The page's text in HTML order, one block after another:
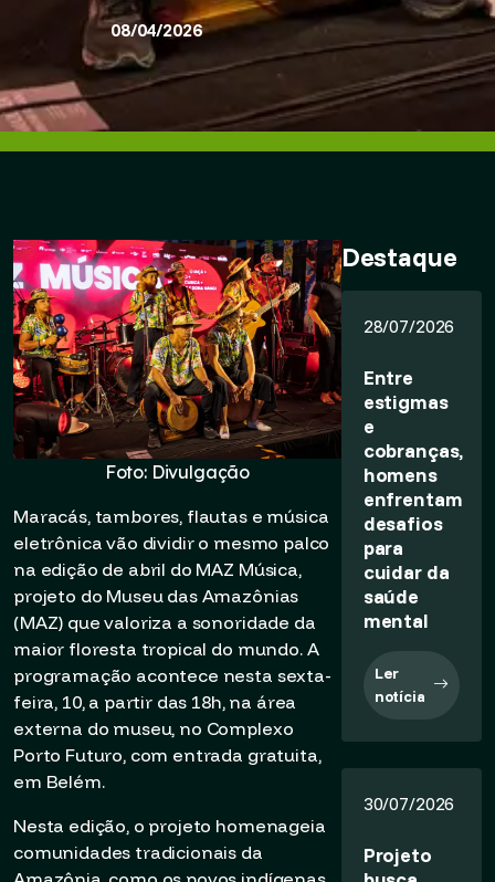
08/04/2026
Foto: Divulgação
Maracás, tambores, flautas e música
eletrônica vão dividir o mesmo palco
na edição de abril do MAZ Música,
projeto do Museu das Amazônias
(MAZ) que valoriza a sonoridade da
maior floresta tropical do mundo. A
programação acontece nesta sexta-
feira, 10, a partir das 18h, na área
externa do museu, no Complexo
Porto Futuro, com entrada gratuita,
em Belém.
Nesta edição, o projeto homenageia
comunidades tradicionais da
Destaque
28/07/2026
Entre
estigmas
e
cobranças,
homens
enfrentam
desafios
para
cuidar da
saúde
mental
Ler
notícia
30/07/2026
Projeto